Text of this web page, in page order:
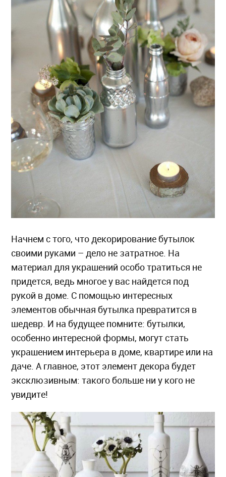
Начнем с того, что декорирование бутылок
своими руками – дело не затратное. На
материал для украшений особо тратиться не
придется, ведь многое у вас найдется под
рукой в доме. С помощью интересных
элементов обычная бутылка превратится в
шедевр. И на будущее помните: бутылки,
особенно интересной формы, могут стать
украшением интерьера в доме, квартире или на
даче. А главное, этот элемент декора будет
эксклюзивным: такого больше ни у кого не
увидите!